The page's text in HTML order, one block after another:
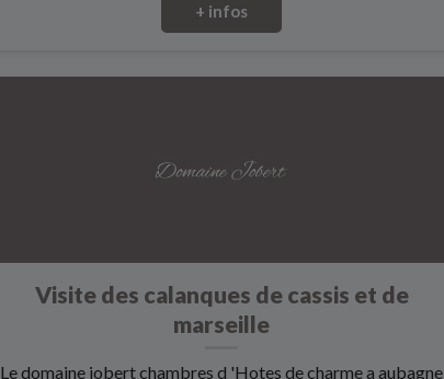
+ infos
Visite des calanques de cassis et de
marseille
Le domaine jobert chambres d 'Hotes de charme a aubagne